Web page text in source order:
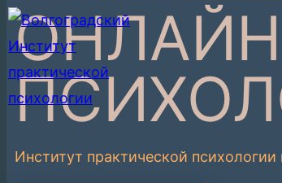
Институт практической психологии